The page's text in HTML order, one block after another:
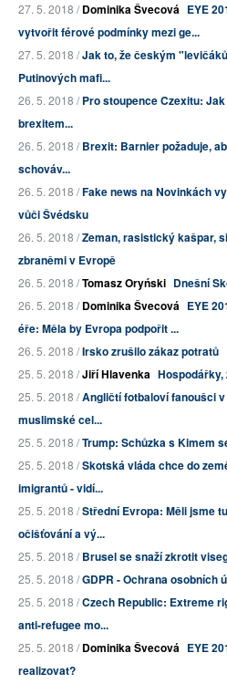
27. 5. 2018 /Dominika Švecová EYE
vytvořit férové podmínky mezi ge...
27. 5. 2018 /Jak to, že českým
Putinových mafi...
26. 5. 2018 /Pro stoupence Czexitu:
brexitem...
26. 5. 2018 /Brexit: Barnier požaduje,
schováv...
26. 5. 2018 /Fake news na Novinkách
vůči Švédsku
26. 5. 2018 /Zeman, rasistický kašpar,
zbraněmi v Evropě
26. 5. 2018 /Tomasz Oryński Dnešní
26. 5. 2018 /Dominika Švecová EYE
éře: Měla by Evropa podpořit ...
26. 5. 2018 /Irsko zrušilo zákaz potratů
25. 5. 2018 /Jiří Hlavenka
25. 5. 2018 /Angličtí fotbaloví fanoušci
muslimské cel...
25. 5. 2018 /Trump: Schůzka s Kimem
25. 5. 2018 /Skotská vláda chce do
imigrantů - vidí...
25. 5. 2018 /Střední Evropa: Měli jsme
očišťování a vý...
25. 5. 2018 /Brusel se snaží zkrotit
25. 5. 2018 /GDPR - Ochrana osobních
25. 5. 2018 /Czech Republic: Extreme
anti-refugee mo...
25. 5. 2018 /Dominika Švecová EYE
realizovat?